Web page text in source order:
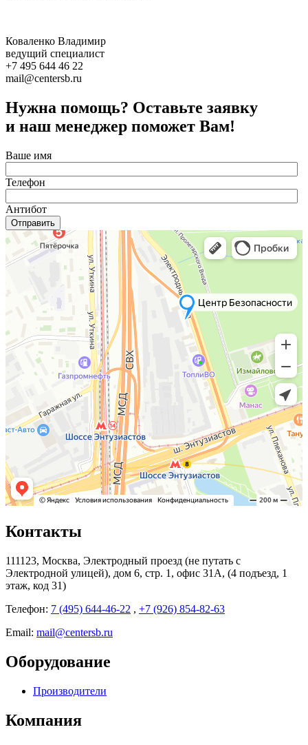
Коваленко Владимир
ведущий специалист
+7 495 644 46 22
mail@centersb.ru
Нужна помощь? Оставьте заявку
и наш менеджер поможет Вам!
Ваше имя
Телефон
Антибот
Отправить
Контакты
111123, Москва, Электродный проезд (не путать с
Электродной улицей), дом 6, стр. 1, офис 31А, (4 подъезд, 1
этаж, код 31)
Телефон: 7 (495) 644-46-22 , +7 (926) 854-82-63
Email: mail@centersb.ru
Оборудование
Производители
Компания